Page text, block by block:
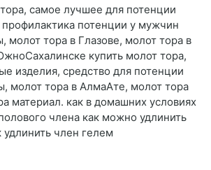
самое лучшее для потенции
потенции у мужчин
молот тора в Глазове, молот тора в
купить молот тора,
изделия, средство для потенции
молот тора в АлмаАте, молот тора
материал. как в домашних условиях
члена как можно удлинить
член гелем